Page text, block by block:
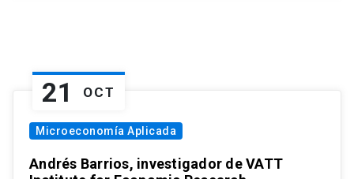
21 OCT
Microeconomía Aplicada
Andrés Barrios, investigador de VATT